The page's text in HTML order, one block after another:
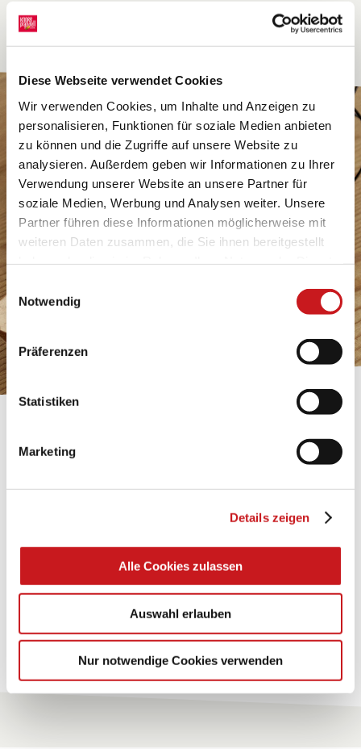
Diese Webseite verwendet Cookies
Wir verwenden Cookies, um Inhalte und Anzeigen zu
personalisieren, Funktionen für soziale Medien anbieten
zu können und die Zugriffe auf unsere Website zu
analysieren. Außerdem geben wir Informationen zu Ihrer
Verwendung unserer Website an unsere Partner für
soziale Medien, Werbung und Analysen weiter. Unsere
Partner führen diese Informationen möglicherweise mit
weiteren Daten zusammen, die Sie ihnen bereitgestellt
Datenschutzhinweisen
mehr darüber, wer wir sind, wie
personenbezogene Daten verarbeiten. Hier geht’s zum
Impressum.
Einwilligungsauswahl
Notwendig
Präferenzen
Statistiken
Marketing
Details zeigen
Alle Cookies zulassen
Auswahl erlauben
Nur notwendige Cookies verwenden
bekleben, bemalen, falten... und für viele
Zu allen Tipps